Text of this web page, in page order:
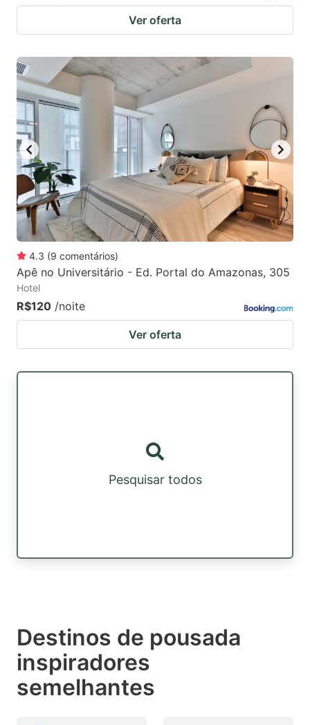
Ver oferta
4.3 (9 comentários)
Apê no Universitário - Ed. Portal do Amazonas, 305
Hotel
R$120 /noite
Ver oferta
Pesquisar todos
Destinos de pousada
inspiradores
semelhantes